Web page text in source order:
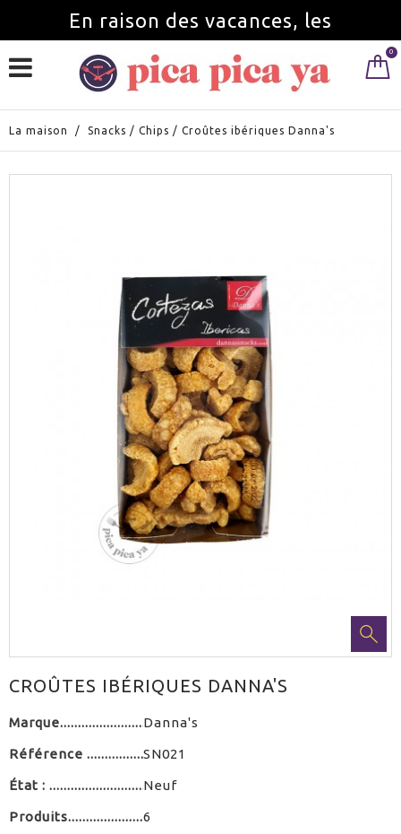
En raison des vacances, les
commandes seront servies à partir du 0
La maison / Snacks / Chips / Croûtes ibériques Danna's
CROÛTES IBÉRIQUES DANNA'S
Marque Danna's
Référence SN021
État : Neuf
Produits 6